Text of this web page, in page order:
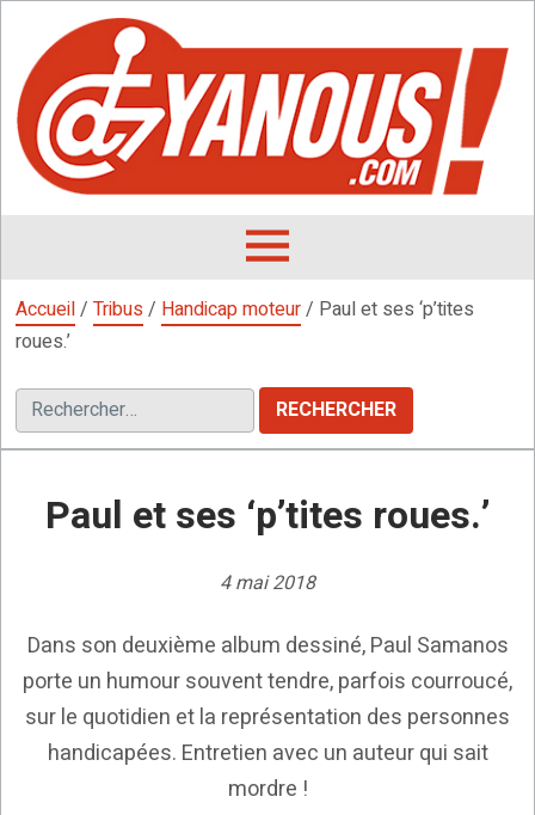
contenu
OUVRIR
MENU
Accueil/ Tribus/ Handicap moteur/ Paul et ses ‘p’tites
roues.’
Rechercher :
Paul et ses ‘p’tites roues.’
4 mai 2018
Dans son deuxième album dessiné, Paul Samanos
porte un humour souvent tendre, parfois courroucé,
sur le quotidien et la représentation des personnes
handicapées. Entretien avec un auteur qui sait
mordre !